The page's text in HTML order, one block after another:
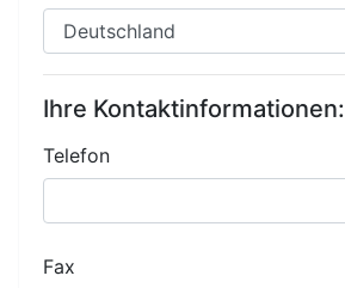
Ihre Kontaktinformationen:
Telefon
Fax